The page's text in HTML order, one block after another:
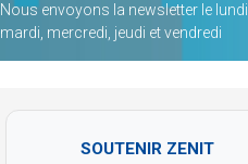
Nous envoyons la newsletter le lundi,
mardi, mercredi, jeudi et vendredi
SOUTENIR ZENIT